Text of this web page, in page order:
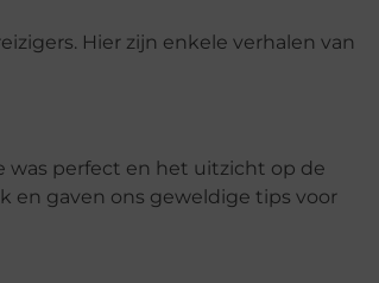
Hier zijn enkele verhalen van
was perfect en het uitzicht op de
en gaven ons geweldige tips voor